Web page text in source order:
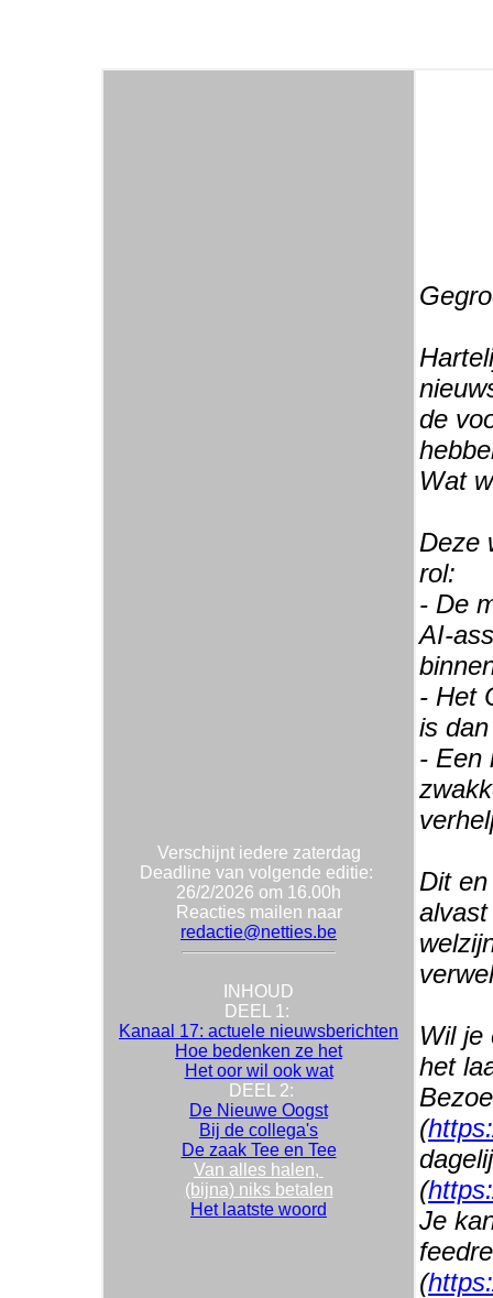
Verschijnt iedere zaterdag
Deadline van volgende editie:
26/2/2026 om 16.00h
Reacties mailen naar
redactie@netties.be
INHOUD
DEEL 1:
Kanaal 17: actuele nieuwsberichten
Hoe bedenken ze het
Het oor wil ook wat
DEEL 2:
De Nieuwe Oogst
Bij de collega's
De zaak Tee en Tee
Van alles halen,
(bijna) niks betalen
Het laatste woord
de
Wat
Deze
rol:
- De
AI-
- Het
is
- Een
Dit
Wil je
het
(
(
Je
(